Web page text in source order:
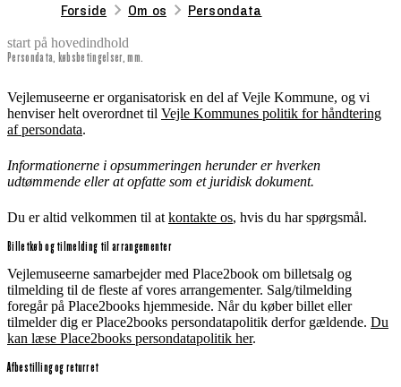
Forside Om os Persondata
start på hovedindhold
Persondata, købsbetingelser, mm.
senest opdateret 2. september 2025
Vejlemuseerne er organisatorisk en del af Vejle Kommune, og vi
henviser helt overordnet til Vejle Kommunes politik for håndtering
af persondata.
Informationerne i opsummeringen herunder er hverken
udtømmende eller at opfatte som et juridisk dokument.
Du er altid velkommen til at kontakte os, hvis du har spørgsmål.
Billetkøb og tilmelding til arrangementer
Vejlemuseerne samarbejder med Place2book om billetsalg og
tilmelding til de fleste af vores arrangementer. Salg/tilmelding
foregår på Place2books hjemmeside. Når du køber billet eller
tilmelder dig er Place2books persondatapolitik derfor gældende. Du
kan læse Place2books persondatapolitik her.
Afbestilling og returret